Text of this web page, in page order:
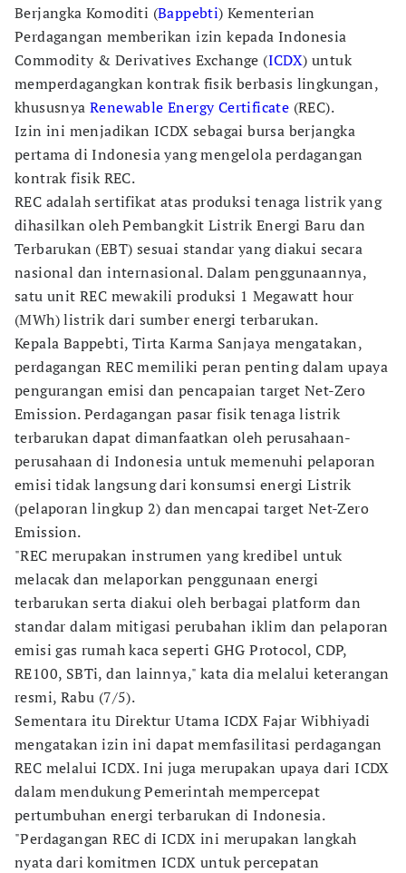
Berjangka Komoditi (Bappebti) Kementerian
Perdagangan memberikan izin kepada Indonesia
Commodity & Derivatives Exchange (ICDX) untuk
memperdagangkan kontrak fisik berbasis lingkungan,
khususnyaRenewable Energy Certificate (REC).
Izin ini menjadikan ICDX sebagai bursa berjangka
pertama di Indonesia yang mengelola perdagangan
kontrak fisik REC.
REC adalah sertifikat atas produksi tenaga listrik yang
dihasilkan oleh Pembangkit Listrik Energi Baru dan
Terbarukan (EBT) sesuai standar yang diakui secara
nasional dan internasional. Dalam penggunaannya,
satu unit REC mewakili produksi 1 Megawatt hour
(MWh) listrik dari sumber energi terbarukan.
Kepala Bappebti, Tirta Karma Sanjaya mengatakan,
perdagangan REC memiliki peran penting dalam upaya
pengurangan emisi dan pencapaian target Net-Zero
Emission. Perdagangan pasar fisik tenaga listrik
terbarukan dapat dimanfaatkan oleh perusahaan-
perusahaan di Indonesia untuk memenuhi pelaporan
emisi tidak langsung dari konsumsi energi Listrik
(pelaporan lingkup 2) dan mencapai target Net-Zero
Emission.
"REC merupakan instrumen yang kredibel untuk
melacak dan melaporkan penggunaan energi
terbarukan serta diakui oleh berbagai platform dan
standar dalam mitigasi perubahan iklim dan pelaporan
emisi gas rumah kaca seperti GHG Protocol, CDP,
RE100, SBTi, dan lainnya," kata dia melalui keterangan
resmi, Rabu (7/5).
Sementara itu Direktur Utama ICDX Fajar Wibhiyadi
mengatakan izin ini dapat memfasilitasi perdagangan
REC melalui ICDX. Ini juga merupakan upaya dari ICDX
dalam mendukung Pemerintah mempercepat
pertumbuhan energi terbarukan di Indonesia.
"Perdagangan REC di ICDX ini merupakan langkah
nyata dari komitmen ICDX untuk percepatan